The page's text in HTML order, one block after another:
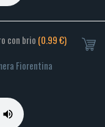
con brio (0.99 €)
Fiorentina